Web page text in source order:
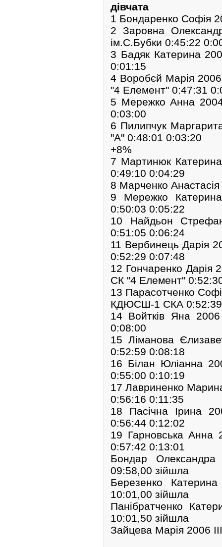
дівчата
1 Бондаренко Софія
2 Заровна
ім.С.Бубки 0:45:22
3 Бадяк Катерина
0:01:15
4 Воробєй Марія
"4 Елемент" 0:47:31
5 Мережко Анна
0:03:00
6 Пилипчук
"А" 0:48:01 0:03:20
+8%
7 Мартинюк
0:49:10 0:04:29
8 Марченко
9 Мережко
0:50:03 0:05:22
10 Найдьон
0:51:05 0:06:24
11 Вербинець Дарія
0:52:29 0:07:48
12 Гончаренко
СК "4 Елемент"
13 Парасотченко
КДЮСШ-1 СКА 0:52:39
14 Войтків Яна
0:08:00
15 Ліманова
0:52:59 0:08:18
16 Білан Юліанна
0:55:00 0:10:19
17 Лавриненко
0:56:16 0:11:35
18 Пасічна Ірина
0:56:44 0:12:02
19 Гарновська
0:57:42 0:13:01
Бондар
09:58,00 зійшла
Березенко
10:01,00 зійшла
Панібратченко
10:01,50 зійшла
Зайцева Марія 2006